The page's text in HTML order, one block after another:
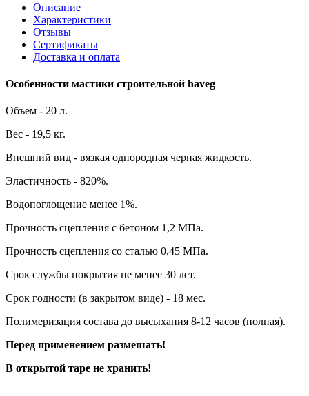
Описание
Характеристики
Отзывы
Сертификаты
Доставка и оплата
Особенности мастики строительной haveg
Объем - 20 л.
Вес - 19,5 кг.
Внешний вид - вязкая однородная черная жидкость.
Эластичность - 820%.
Водопоглощение менее 1%.
Прочность сцепления с бетоном 1,2 МПа.
Прочность сцепления со сталью 0,45 МПа.
Срок службы покрытия не менее 30 лет.
Срок годности (в закрытом виде) - 18 мес.
Полимеризация состава до высыхания 8-12 часов (полная).
Перед применением размешать!
В открытой таре не хранить!